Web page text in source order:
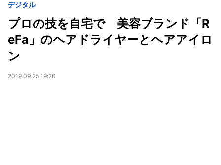
デジタル
プロの技を自宅で 美容ブランド「R
eFa」のヘアドライヤーとヘアアイロ
ン
2019.09.25 19:20